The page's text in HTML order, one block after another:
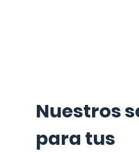
Nuestros
para tus